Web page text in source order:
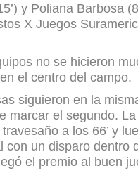
y Poliana Barbosa
X Juegos
no se hicieron
el centro del campo.
siguieron en la
marcar el segundo.
a los 66’ y
un disparo dentro
el premio al buen